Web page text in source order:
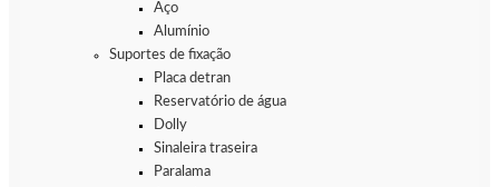
Aço
Alumínio
Suportes de fixação
Placa detran
Reservatório de água
Dolly
Sinaleira traseira
Paralama